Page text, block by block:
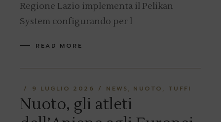
Regione Lazio implementa il Pelikan
System configurando per l
READ MORE
9 LUGLIO 2026 NEWS NUOTO TUFFI
Nuoto, gli atleti